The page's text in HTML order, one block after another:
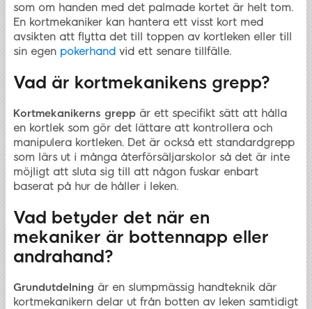
som om handen med det palmade kortet är helt tom.
En kortmekaniker kan hantera ett visst kort med
avsikten att flytta det till toppen av kortleken eller till
sin egen pokerhand vid ett senare tillfälle.
Vad är kortmekanikens grepp?
Kortmekanikerns grepp är ett specifikt sätt att hålla
en kortlek som gör det lättare att kontrollera och
manipulera kortleken. Det är också ett standardgrepp
som lärs ut i många återförsäljarskolor så det är inte
möjligt att sluta sig till att någon fuskar enbart
baserat på hur de håller i leken.
Vad betyder det när en
mekaniker är bottennapp eller
andrahand?
Grundutdelning är en slumpmässig handteknik där
kortmekanikern delar ut från botten av leken samtidigt